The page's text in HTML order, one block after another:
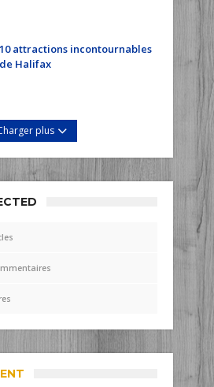
10 attractions incontournables
de Halifax
plus